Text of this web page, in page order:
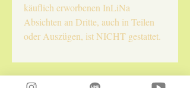
käuflich erworbenen InLiNa
Absichten an Dritte, auch in Teilen
oder Auszügen, ist NICHT gestattet.
Naturepraxis InLiebe LLC